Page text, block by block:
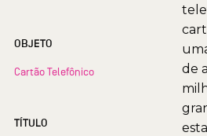
OBJETO
Cartão Telefônico
TÍTULO
de